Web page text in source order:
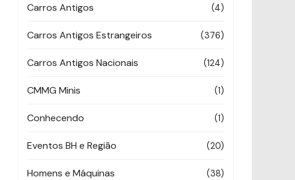
Carros Antigos (4)
Carros Antigos Estrangeiros (376)
Carros Antigos Nacionais (124)
CMMG Minis (1)
Conhecendo (1)
Eventos BH e Região (20)
Homens e Máquinas (38)